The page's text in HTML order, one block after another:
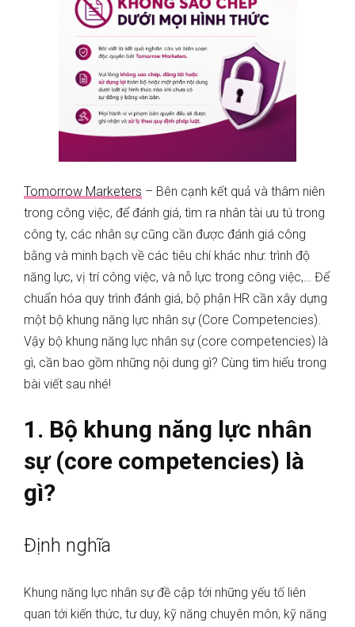
Tomorrow Marketers – Bên cạnh kết quả và thâm niên
trong công việc, để đánh giá, tìm ra nhân tài ưu tú trong
công ty, các nhân sự cũng cần được đánh giá công
bằng và minh bạch về các tiêu chí khác như: trình độ
năng lực, vị trí công việc, và nỗ lực trong công việc,… Để
chuẩn hóa quy trình đánh giá, bộ phận HR cần xây dựng
một bộ khung năng lực nhân sự (Core Competencies).
Vậy bộ khung năng lực nhân sự (core competencies) là
gì, cần bao gồm những nội dung gì? Cùng tìm hiểu trong
bài viết sau nhé!
1. Bộ khung năng lực nhân
sự (core competencies) là
gì?
Định nghĩa
Khung năng lực nhân sự đề cập tới những yếu tố liên
quan tới kiến thức, tư duy, kỹ năng chuyên môn, kỹ năng